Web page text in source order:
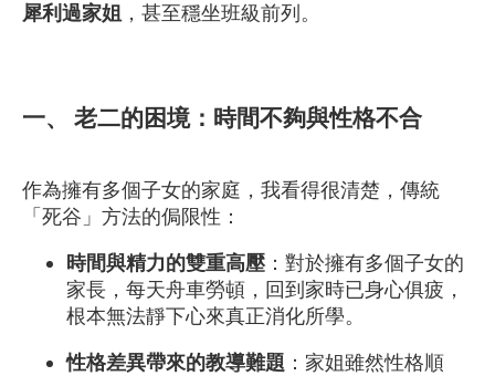
犀利過家姐 ，甚至穩坐班級前列。
一、 老二的困境：時間不夠與性格不合
作為擁有多個子女的家庭，我看得很清楚，傳統
「死谷」方法的侷限性：
時間與精力的雙重高壓 ：對於擁有多個子女的
家長，每天舟車勞頓，回到家時已身心俱疲，
根本無法靜下心來真正消化所學。
性格差異帶來的教導難題 ：家姐雖然性格順